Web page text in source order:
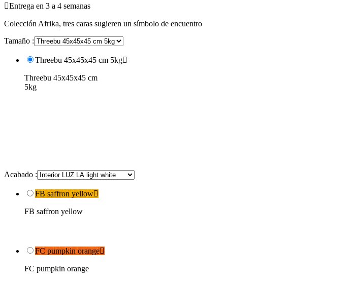
Entrega en 3 a 4 semanas
Colección Afrika, tres caras sugieren un símbolo de encuentro
Tamaño :
Threebu 45x45x45 cm 5kg
Threebu 45x45x45 cm
5kg
Acabado :
FB saffron yellow
FB saffron yellow
FC pumpkin orange
FC pumpkin orange